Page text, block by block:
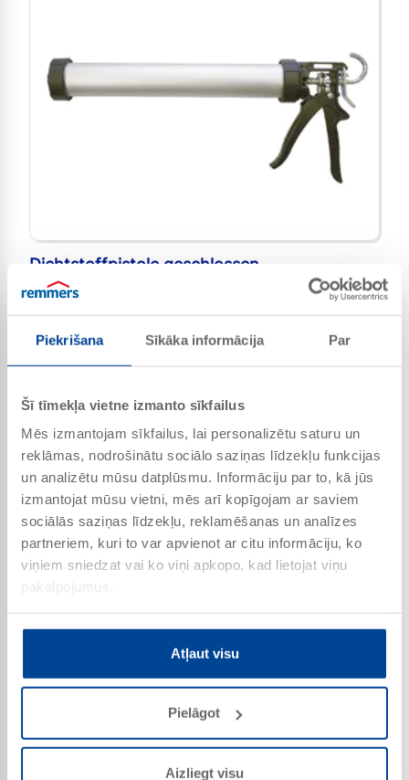
Piekrišana Sīkāka informācija Par
Šī tīmekļa vietne izmanto sīkfailus
Mēs izmantojam sīkfailus, lai personalizētu saturu un
reklāmas, nodrošinātu sociālo saziņas līdzekļu funkcijas
un analizētu mūsu datplūsmu. Informāciju par to, kā jūs
izmantojat mūsu vietni, mēs arī kopīgojam ar saviem
sociālās saziņas līdzekļu, reklamēšanas un analīzes
partneriem, kuri to var apvienot ar citu informāciju, ko
viņiem sniedzat vai ko viņi apkopo, kad lietojat viņu
pakalpojumus.
Atļaut visu
Pielāgot
Aizliegt visu
Dichtstoffpistole geschlossen
Preces Nr. 4706
E
Preces Nr. 4568